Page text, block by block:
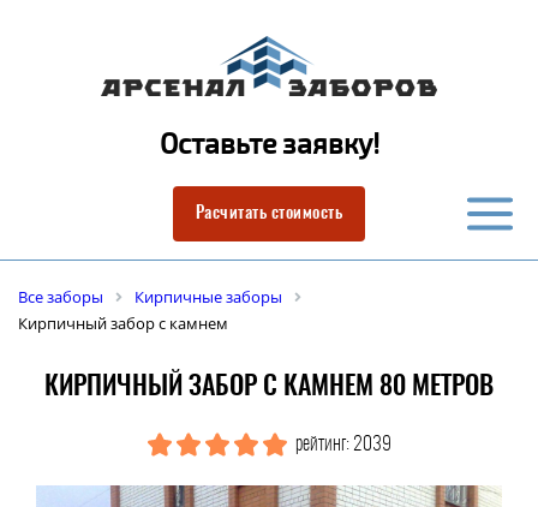
Оставьте заявку!
Расчитать стоимость
Все заборы
Кирпичные заборы
Кирпичный забор с камнем
КИРПИЧНЫЙ ЗАБОР С КАМНЕМ 80 МЕТРОВ
рейтинг: 2039